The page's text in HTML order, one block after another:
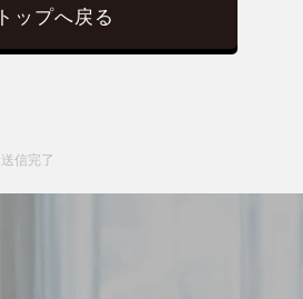
トップへ戻る
送信完了